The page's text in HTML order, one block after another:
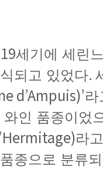
세기에 세린
되고 있었다.
d’Ampuis)’라
와인 품종이었
라고
품종으로 분류